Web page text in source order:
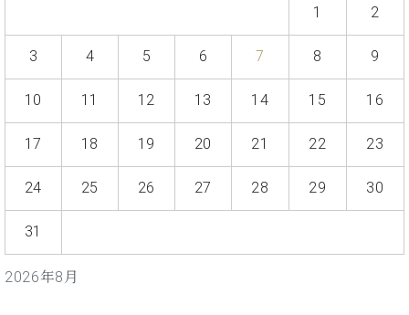
ア
ホ
内
お
い
せ
2026年8月
1 2
3 4 5 6 7 8 9
10 11 12 13 14 15 16
17 18 19 20 21 22 23
24 25 26 27 28 29 30
31